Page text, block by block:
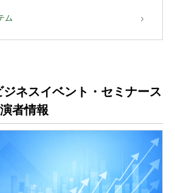
ム
ネスイベント・セミナース
者情報